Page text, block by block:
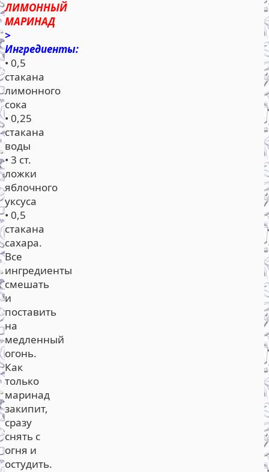
ЛИМОННЫЙ
МАРИНАД
>
Ингредиенты:
• 0,5
стакана
лимонного
сока
• 0,25
стакана
воды
• 3 ст.
ложки
яблочного
уксуса
• 0,5
стакана
сахара.
Все
ингредиенты
смешать
и
поставить
на
медленный
огонь.
Как
только
маринад
закипит,
сразу
снять с
огня и
остудить.